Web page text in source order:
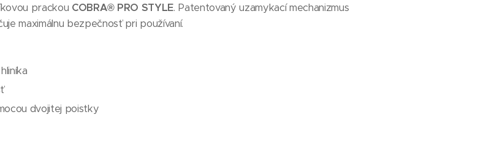
prackou COBRA® PRO STYLE. Patentovaný uzamykací mechanizmus
maximálnu bezpečnosť pri používaní.
dvojitej poistky